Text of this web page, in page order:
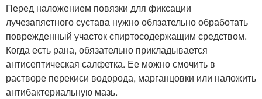
Перед наложением повязки для фиксации
лучезапястного сустава нужно обязательно обработать
поврежденный участок спиртосодержащим средством.
Когда есть рана, обязательно прикладывается
антисептическая салфетка. Ее можно смочить в
растворе перекиси водорода, марганцовки или наложить
антибактериальную мазь.